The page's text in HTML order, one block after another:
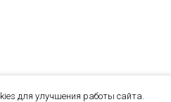
для улучшения работы сайта.